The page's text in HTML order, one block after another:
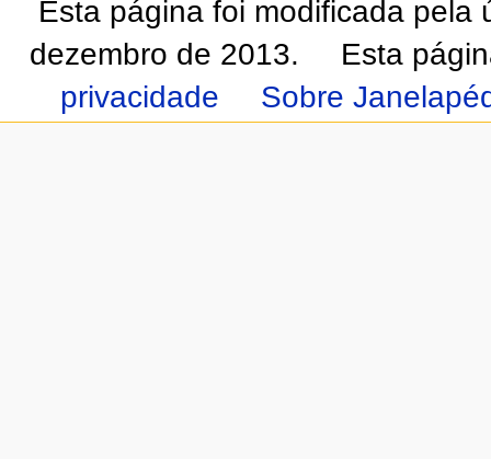
Esta página foi modificada pela
dezembro de 2013.
Esta
privacidade
Sobre